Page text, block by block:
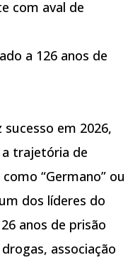
com aval de
a 126 anos de
em 2026,
trajetória de
“Germano” ou
dos líderes do
anos de prisão
associação